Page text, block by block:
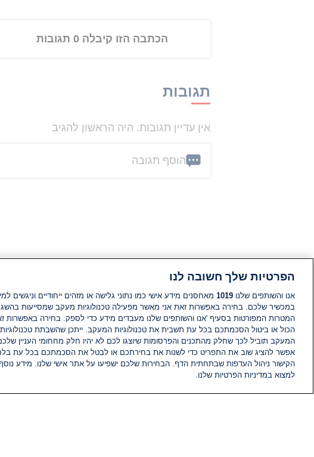
הכתבה הזו קיבלה 0 תגובות
תגובות
אין עדיין תגובות. היה הראשון להגיב
הוסף תגובה
הפרטיות שלך חשובה לנו
אנו והשותפים שלנו 1019 מאחסנים מידע אישי כמו נתוני גלישה או מזהים ייחודיים וניגשים
במכשיר שלכם. בחירה באפשרות זאת אני מאשר מפעילה טכנולוגיות מעקב שמסייעות
המטרות המפורטות בסעיף 'אנו והשותפים שלנו מעבדים מידע כדי לספק. בחירה באפשרות
הכול או ביטול הסכמתכם בכל עת תשבית את טכנולוגיות המעקב. ייתכן שהשבתת טכנולוגיות
המעקב תוביל לכך שחלק מהתכנים והפרסומות שיוצגו לכם לא יהיו חלק מחחומי העניין
אפשר להציג שוב את התפריט כדי לשנות את בחירתכם או לבטל את הסכמתכם בכל עת
הקישור ניהול העדפות שבתחתית הדף. הבחירות שלכם ישפיעו על אתר אישי שלנו. מידע
למצוא במדיניות הפרטיות שלנו.